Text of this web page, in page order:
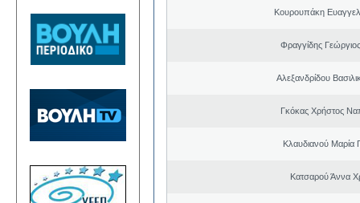
Κουρουπάκη
Φραγγίδης
Αλεξανδρίδου
Γκόκας Χρήστος
Κλαυδιανού Μαρία
Κατσαρού Άννα